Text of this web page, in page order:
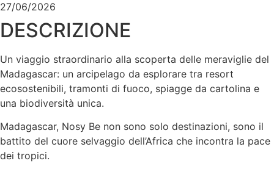
27/06/2026
DESCRIZIONE
Un viaggio straordinario alla scoperta delle meraviglie del
Madagascar: un arcipelago da esplorare tra resort
ecosostenibili, tramonti di fuoco, spiagge da cartolina e
una biodiversità unica.
Madagascar, Nosy Be non sono solo destinazioni, sono il
battito del cuore selvaggio dell’Africa che incontra la pace
dei tropici.